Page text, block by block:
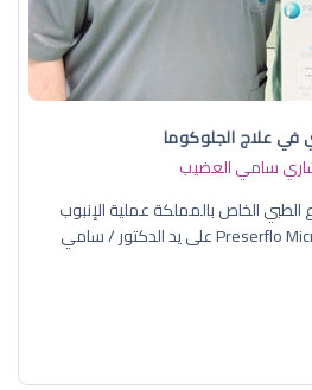
في علاج الجلوكوما
سامي العضيب
الخاص بالمملكة عملية الإنبوب
المجهري "بريسرفلو" Preserflo Microshunt على يد الدكتور / سامي